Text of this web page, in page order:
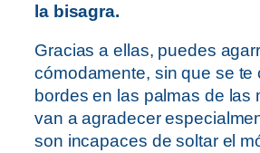
la bisagra.
Gracias a ellas, puedes
cómodamente, sin que se te
bordes en las palmas de las
van a agradecer
son incapaces de soltar el